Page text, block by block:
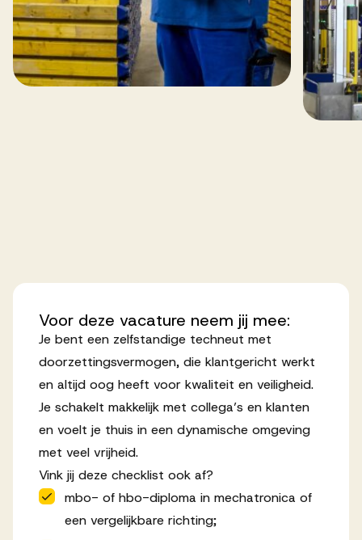
Voor deze vacature neem jij mee:
Je bent een zelfstandige techneut met
doorzettingsvermogen, die klantgericht werkt
en altijd oog heeft voor kwaliteit en veiligheid.
Je schakelt makkelijk met collega’s en klanten
en voelt je thuis in een dynamische omgeving
met veel vrijheid.
Vink jij deze checklist ook af?
mbo- of hbo-diploma in mechatronica of
een vergelijkbare richting;